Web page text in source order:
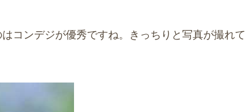
コンデジが優秀ですね。きっちりと写真が撮れて